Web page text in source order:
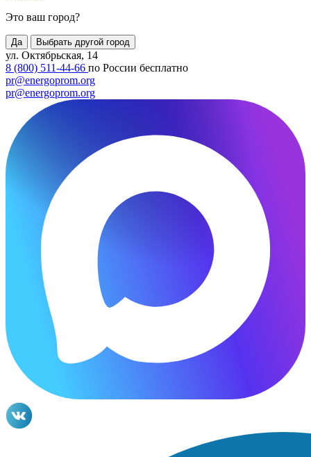
Это ваш город?
Да Выбрать другой город
ул. Октябрьская, 14
8 (800) 511-44-66 по России бесплатно
pr@energoprom.org
pr@energoprom.org